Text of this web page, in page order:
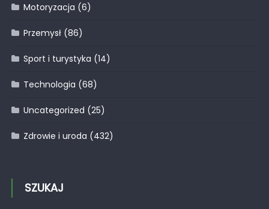
Motoryzacja (6)
Przemysł(86)
Sport i turystyka (14)
Technologia (68)
Uncategorized (25)
Zdrowie i uroda (432)
SZUKAJ